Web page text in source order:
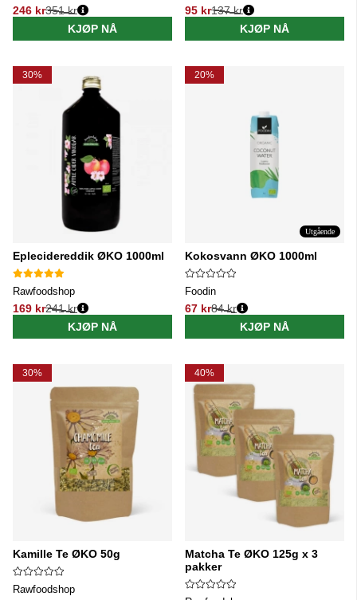
246 kr
Vanlig pris:
351 kr
KJØP NÅ
95 kr
Vanlig pris:
137 kr
KJØP NÅ
30%
Eplecidereddik ØKO 1000ml
Rawfoodshop
169 kr
Vanlig pris:
241 kr
KJØP NÅ
20%
Utgående
Kokosvann ØKO 1000ml
Foodin
67 kr
Vanlig pris:
84 kr
KJØP NÅ
30%
Kamille Te ØKO 50g
Rawfoodshop
40%
Matcha Te ØKO 125g x 3
pakker